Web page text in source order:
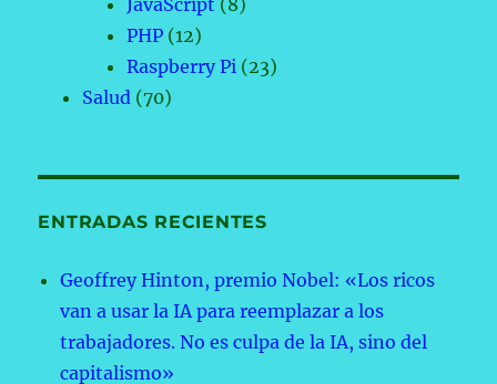
JavaScript (8)
PHP (12)
Raspberry Pi (23)
Salud (70)
ENTRADAS RECIENTES
Geoffrey Hinton, premio Nobel: «Los ricos
van a usar la IA para reemplazar a los
trabajadores. No es culpa de la IA, sino del
capitalismo»